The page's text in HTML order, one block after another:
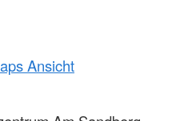
Ansicht